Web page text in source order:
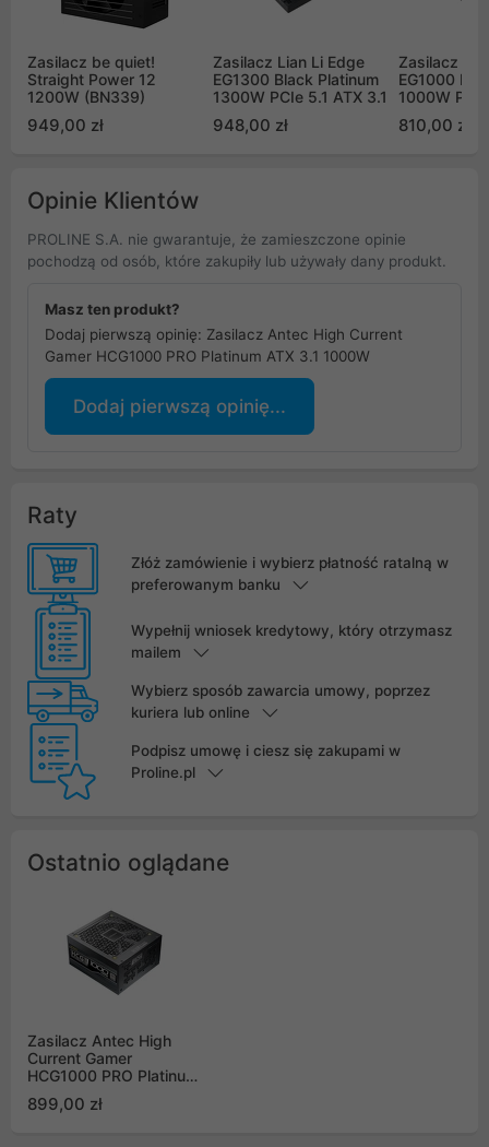
Zasilacz be quiet!
Straight Power 12
1200W (BN339)
949,00 zł
Zasilacz Lian Li Edge
EG1300 Black Platinum
1300W PCIe 5.1 ATX 3.1
948,00 zł
Zasilacz
EG1000
1000W
810,00 zł
Opinie Klientów
PROLINE S.A. nie gwarantuje, że zamieszczone opinie
pochodzą od osób, które zakupiły lub używały dany produkt.
Masz ten produkt?
Dodaj pierwszą opinię: Zasilacz Antec High Current
Gamer HCG1000 PRO Platinum ATX 3.1 1000W
Dodaj pierwszą opinię...
Raty
Złóż zamówienie i wybierz płatność ratalną w
preferowanym banku
Wypełnij wniosek kredytowy, który otrzymasz
mailem
Wybierz sposób zawarcia umowy, poprzez
kuriera lub online
Podpisz umowę i ciesz się zakupami w
Proline.pl
Ostatnio oglądane
Zasilacz Antec High
Current Gamer
HCG1000 PRO Platinum
899,00 zł